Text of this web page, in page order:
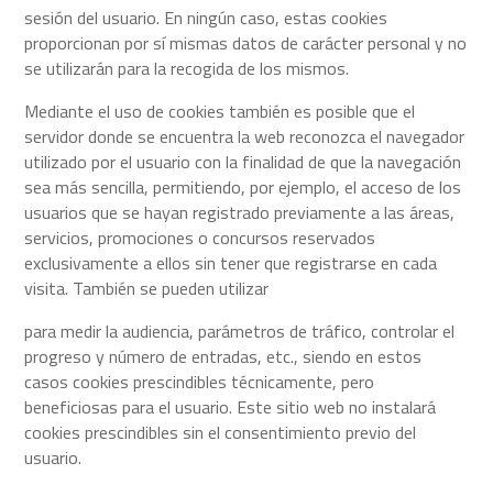
sesión del usuario. En ningún caso, estas cookies
proporcionan por sí mismas datos de carácter personal y no
se utilizarán para la recogida de los mismos.
Mediante el uso de cookies también es posible que el
servidor donde se encuentra la web reconozca el navegador
utilizado por el usuario con la finalidad de que la navegación
sea más sencilla, permitiendo, por ejemplo, el acceso de los
usuarios que se hayan registrado previamente a las áreas,
servicios, promociones o concursos reservados
exclusivamente a ellos sin tener que registrarse en cada
visita. También se pueden utilizar
para medir la audiencia, parámetros de tráfico, controlar el
progreso y número de entradas, etc., siendo en estos
casos cookies prescindibles técnicamente, pero
beneficiosas para el usuario. Este sitio web no instalará
cookies prescindibles sin el consentimiento previo del
usuario.